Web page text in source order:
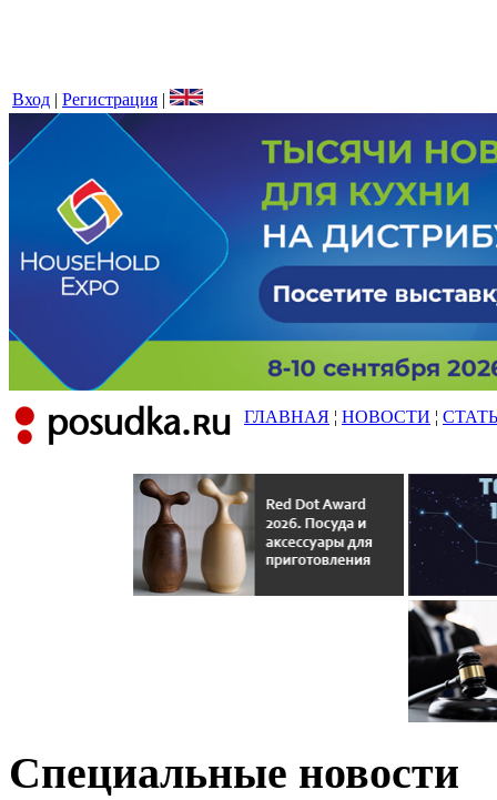
Вход | Регистрация |
ГЛАВНАЯ ¦ НОВОСТИ ¦
Специальные новости